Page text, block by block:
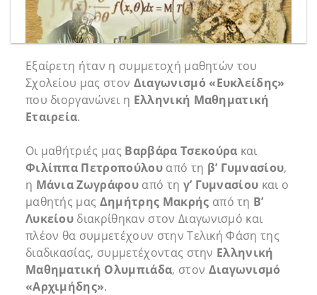
Εξαίρετη ήταν η συμμετοχή μαθητών του
Σχολείου μας στον Διαγωνισμό «Ευκλείδης»
που διοργανώνει η Ελληνική Μαθηματική
Εταιρεία.
Οι μαθήτριές μας Βαρβάρα Τσεκούρα και
Φιλίππα Πετροπούλουαπό τη β’ Γυμνασίου,
η Μάνια Ζωγράφου από τη γ’ Γυμνασίου και ο
μαθητής μας Δημήτρης Μακρής από τη Β’
Λυκείου διακρίθηκαν στον Διαγωνισμό και
πλέον θα συμμετέχουν στην Τελική Φάση της
διαδικασίας, συμμετέχοντας στην Ελληνική
Μαθηματική Ολυμπιάδα, στον Διαγωνισμό
«Αρχιμήδης».